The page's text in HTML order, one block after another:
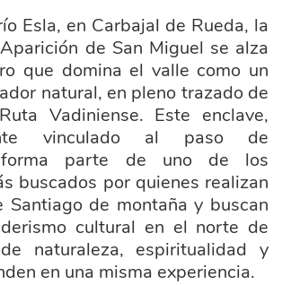
Esla, en Carbajal de Rueda, la
de San Miguel se alza
que domina el valle como un
natural, en pleno trazado de
Vadiniense. Este enclave,
vinculado al paso de
forma parte de uno de los
buscados por quienes realizan
Santiago de montaña y buscan
cultural en el norte de
naturaleza, espiritualidad y
en una misma experiencia.